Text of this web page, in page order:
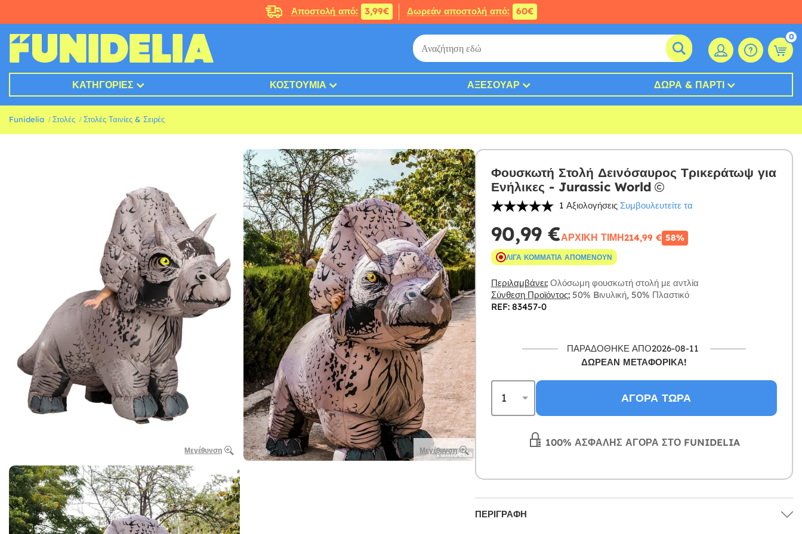
Αποστολή από: 3,99€ Δωρεάν αποστολή από: 60€
0
ΚΑΤΗΓΟΡΊΕΣ ΚΟΣΤΟΎΜΙΑ ΑΞΕΣΟΥΆΡ ΔΏΡΑ & ΠΆΡΤΙ
Funidelia Στολές Στολές Ταινίες & Σειρές
Μεγέθυνση Μεγέθυνση
Φουσκωτή Στολή Δεινόσαυρος Τρικεράτωψ για
Ενήλικες - Jurassic World
1 Αξιολογήσεις Συμβουλευτείτε τα
90,99 €ΑΡΧΙΚΉ ΤΙΜΉ214,99 € 58%
ΛΊΓΑ ΚΟΜΜΆΤΙΑ ΑΠΟΜΈΝΟΥΝ
Περιλαμβάνει:Ολόσωμη φουσκωτή στολή με αντλία
Σύνθεση Προϊόντος:50% Bινυλική, 50% Πλαστικό
REF: 83457-0
ΠΑΡΑΔΌΘΗΚΕ ΑΠΌ2026-08-11
ΔΩΡΕΑΝ ΜΕΤΑΦΟΡΙΚΆ!
ΑΓΟΡΆ ΤΏΡΑ
100% ΑΣΦΑΛΉΣ ΑΓΟΡΆ ΣΤΟ FUNIDELIA
ΠΕΡΙΓΡΑΦΉ